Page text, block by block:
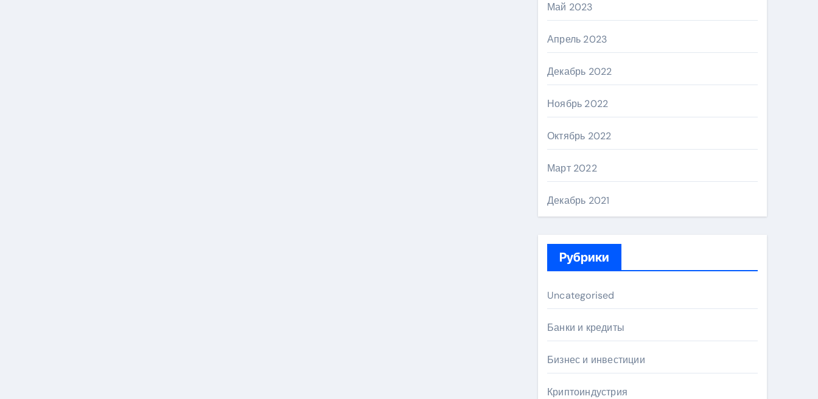
Май 2023
Апрель 2023
Декабрь 2022
Ноябрь 2022
Октябрь 2022
Март 2022
Декабрь 2021
Рубрики
Uncategorised
Банки и кредиты
Бизнес и инвестиции
Криптоиндустрия